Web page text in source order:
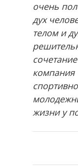
очень
дух
телом и
компания
жизни у